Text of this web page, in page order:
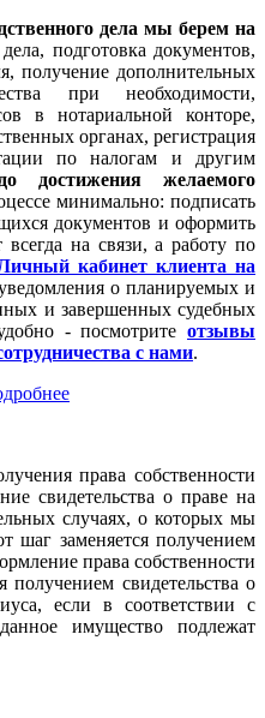
дела мы берем на
подготовка документов,
получение дополнительных
при необходимости,
в нотариальной конторе,
органах, регистрация
по налогам и другим
до достижения желаемого
минимально: подписать
документов и оформить
на связи, а работу по
кабинет клиента на
о планируемых и
и завершенных судебных
- посмотрите отзывы
с нами.
права собственности
свидетельства о праве на
случаях, о которых мы
шаг заменяется получением
права собственности
получением свидетельства о
если в соответствии с
имущество подлежат